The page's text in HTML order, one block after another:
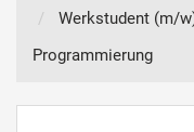
Werkstudent (m/
Programmierung